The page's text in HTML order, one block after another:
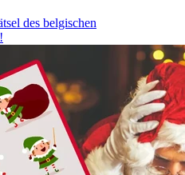
des belgischen